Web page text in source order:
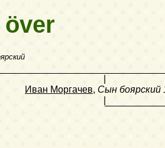
Иван Моргачев, Сын боярский